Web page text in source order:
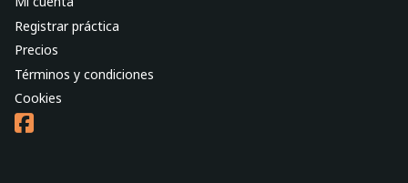
Registrar práctica
Precios
Términos y condiciones
Cookies